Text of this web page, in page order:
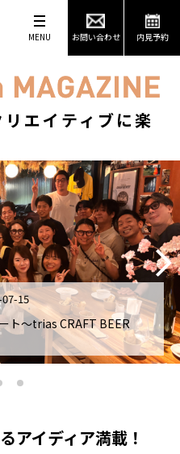
MENU お問い合わせ 内見予約
エイティブに楽
15
ト～trias CRAFT BEER
アイディア満載！